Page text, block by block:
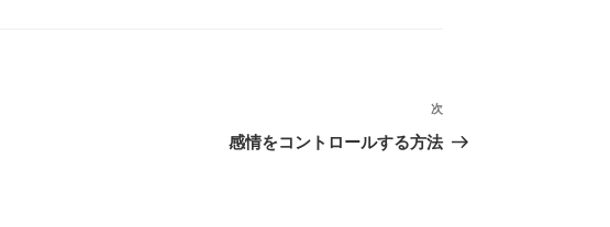
次
の
次
感情をコントロールする方法